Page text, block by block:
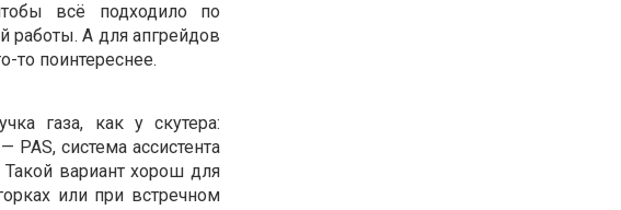
всё подходило по
работы. А для апгрейдов
то поинтереснее.
газа, как у скутера:
система ассистента
вариант хорош для
или при встречном